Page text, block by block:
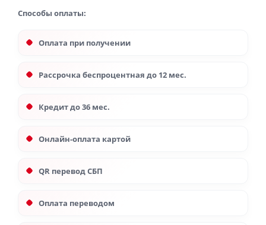
Способы оплаты:
Оплата при получении
Рассрочка беспроцентная до 12 мес.
Кредит до 36 мес.
Онлайн-оплата картой
QR перевод СБП
Оплата переводом